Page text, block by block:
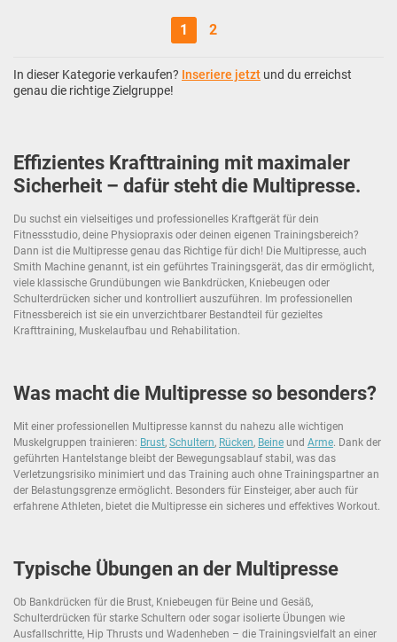
1 2
In dieser Kategorie verkaufen? Inseriere jetzt und du erreichst
genau die richtige Zielgruppe!
Effizientes Krafttraining mit maximaler
Sicherheit – dafür steht die Multipresse.
Du suchst ein vielseitiges und professionelles Kraftgerät für dein
Fitnessstudio, deine Physiopraxis oder deinen eigenen Trainingsbereich?
Dann ist die Multipresse genau das Richtige für dich! Die Multipresse, auch
Smith Machine genannt, ist ein geführtes Trainingsgerät, das dir ermöglicht,
viele klassische Grundübungen wie Bankdrücken, Kniebeugen oder
Schulterdrücken sicher und kontrolliert auszuführen. Im professionellen
Fitnessbereich ist sie ein unverzichtbarer Bestandteil für gezieltes
Krafttraining, Muskelaufbau und Rehabilitation.
Was macht die Multipresse so besonders?
Mit einer professionellen Multipresse kannst du nahezu alle wichtigen
Muskelgruppen trainieren: Brust, Schultern, Rücken, Beine und Arme. Dank der
geführten Hantelstange bleibt der Bewegungsablauf stabil, was das
Verletzungsrisiko minimiert und das Training auch ohne Trainingspartner an
der Belastungsgrenze ermöglicht. Besonders für Einsteiger, aber auch für
erfahrene Athleten, bietet die Multipresse ein sicheres und effektives Workout.
Typische Übungen an der Multipresse
Ob Bankdrücken für die Brust, Kniebeugen für Beine und Gesäß,
Schulterdrücken für starke Schultern oder sogar isolierte Übungen wie
Ausfallschritte, Hip Thrusts und Wadenheben – die Trainingsvielfalt an einer